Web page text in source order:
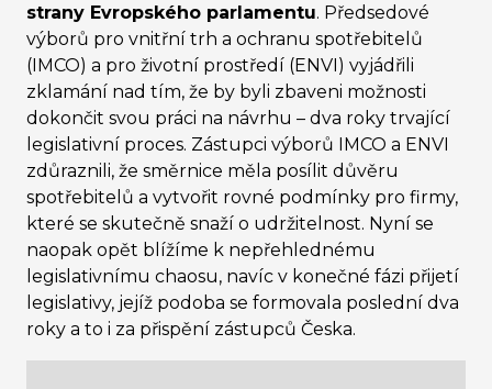
strany Evropského parlamentu. Předsedové
výborů pro vnitřní trh a ochranu spotřebitelů
(IMCO) a pro životní prostředí (ENVI) vyjádřili
zklamání nad tím, že by byli zbaveni možnosti
dokončit svou práci na návrhu – dva roky trvající
legislativní proces. Zástupci výborů IMCO a ENVI
zdůraznili, že směrnice měla posílit důvěru
spotřebitelů a vytvořit rovné podmínky pro firmy,
které se skutečně snaží o udržitelnost. Nyní se
naopak opět blížíme k nepřehlednému
legislativnímu chaosu, navíc v konečné fázi přijetí
legislativy, jejíž podoba se formovala poslední dva
roky a to i za přispění zástupců Česka.